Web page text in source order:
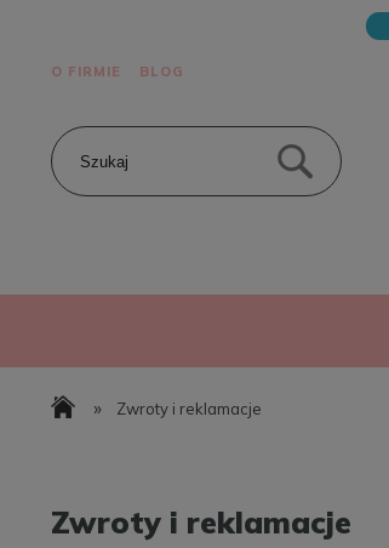
O FIRMIE BLOG
» Zwroty i reklamacje
Zwroty i reklamacje